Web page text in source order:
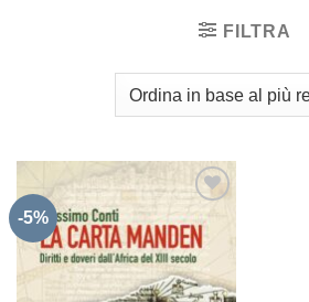
FILTRA
-5%
Aggiungi
alla lista
dei